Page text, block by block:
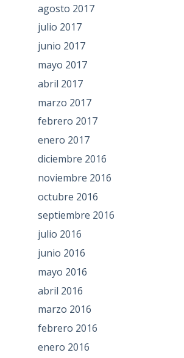
agosto 2017
julio 2017
junio 2017
mayo 2017
abril 2017
marzo 2017
febrero 2017
enero 2017
diciembre 2016
noviembre 2016
octubre 2016
septiembre 2016
julio 2016
junio 2016
mayo 2016
abril 2016
marzo 2016
febrero 2016
enero 2016